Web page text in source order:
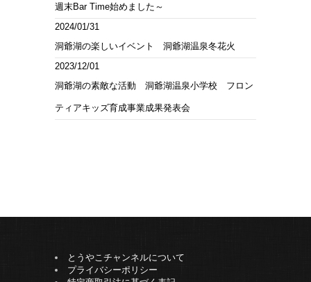
週末Bar Time始めました～
2024/01/31
洞爺湖の楽しいイベント 洞爺湖温泉冬花火
2023/12/01
洞爺湖の素敵な活動 洞爺湖温泉小学校 フロン
ティアキッズ育成事業成果発表会
とうやこチャンネルについて
プライバシーポリシー